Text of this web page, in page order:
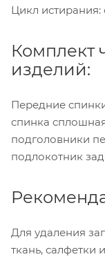
Цикл
Комплект
изделий:
Передние
спинка
подголовники
подлокотник
Для удаления
ткань, салфетки